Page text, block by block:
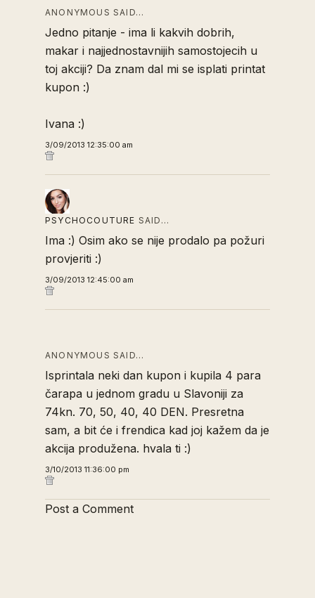
ANONYMOUS SAID…
Jedno pitanje - ima li kakvih dobrih,
makar i najjednostavnijih samostojecih u
toj akciji? Da znam dal mi se isplati printat
kupon :)
Ivana :)
3/09/2013 12:35:00 am
PSYCHOCOUTURE SAID…
Ima :) Osim ako se nije prodalo pa požuri
provjeriti :)
3/09/2013 12:45:00 am
ANONYMOUS SAID…
Isprintala neki dan kupon i kupila 4 para
čarapa u jednom gradu u Slavoniji za
74kn. 70, 50, 40, 40 DEN. Presretna
sam, a bit će i frendica kad joj kažem da je
akcija produžena. hvala ti :)
3/10/2013 11:36:00 pm
Post a Comment